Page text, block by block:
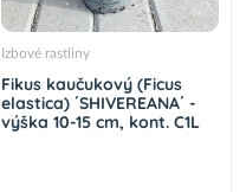
Izbové rastliny
Fikus kaučukový (Ficus
elastica) ´SHIVEREANA´ -
výška 10-15 cm, kont. C1L